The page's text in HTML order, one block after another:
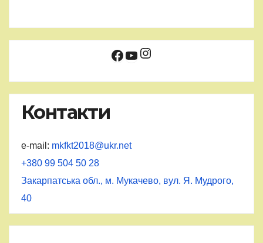
Facebook
YouTube
Instagram
Контакти
e-mail: mkfkt2018@ukr.net
+380 99 504 50 28
Закарпатська обл., м. Мукачево, вул. Я. Мудрого,
40